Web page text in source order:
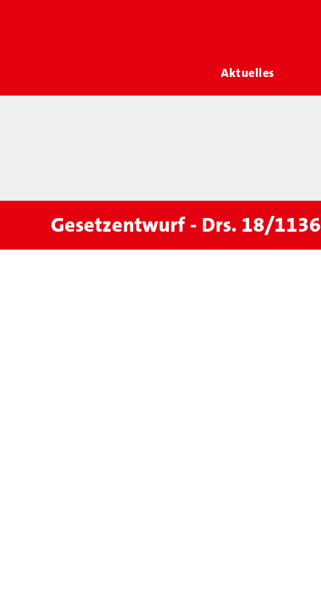
Aktuelles
Gesetzentwurf - Drs. 18/1136